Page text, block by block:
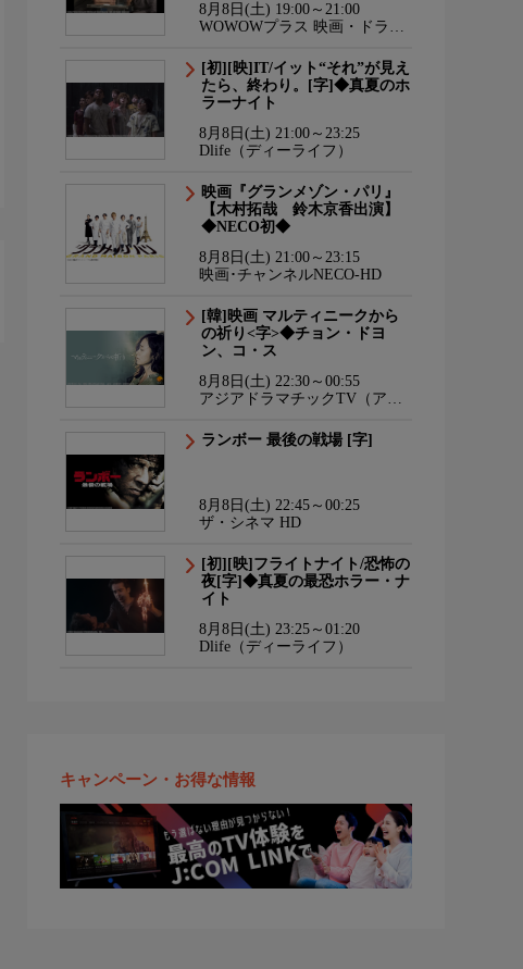
8月8日(土) 19:00～21:00
WOWOWプラス 映画・ドラ
[初][映]IT/イット“それ”が見え
たら、終わり。[字]◆真夏のホ
ラーナイト
8月8日(土) 21:00～23:25
Dlife（ディーライフ）
映画『グランメゾン・パリ』
【木村拓哉 鈴木京香出演】
◆NECO初◆
8月8日(土) 21:00～23:15
映画･チャンネルNECO-HD
[韓]映画 マルティニークから
の祈り<字>◆チョン・ドヨ
ン、コ・ス
8月8日(土) 22:30～00:55
アジアドラマチックTV（アジ
ランボー 最後の戦場 [字]
8月8日(土) 22:45～00:25
ザ・シネマ HD
[初][映]フライトナイト/恐怖の
夜[字]◆真夏の最恐ホラー・ナ
イト
8月8日(土) 23:25～01:20
Dlife（ディーライフ）
キャンペーン・お得な情報